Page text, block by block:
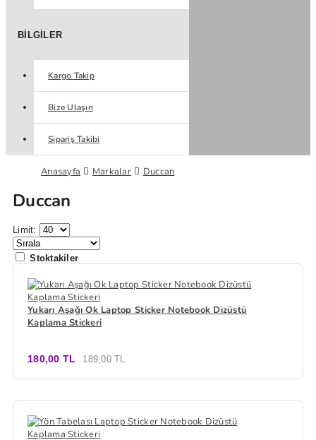
BILGILER
Kargo Takip
Bize Ulaşın
Sipariş Takibi
Anasayfa Markalar Duccan
Duccan
Limit:
Stoktakiler
Yukarı Aşağı Ok Laptop Sticker Notebook Dizüstü
Kaplama Stickeri
180,00 TL 189,00 TL